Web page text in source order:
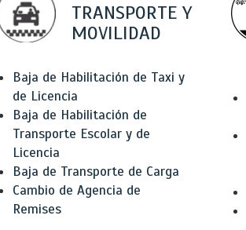
TRANSPORTE Y
MOVILIDAD
Baja de Habilitación de Taxi y
de Licencia
Baja de Habilitación de
Transporte Escolar y de
Licencia
Baja de Transporte de Carga
Cambio de Agencia de
Remises